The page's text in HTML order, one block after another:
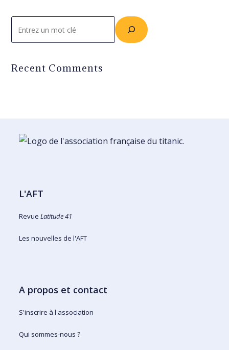
Recent Comments
L'AFT
RevueLatitude 41
Les nouvelles de l'AFT
A propos et contact
S'inscrire à l'association
Qui sommes-nous ?